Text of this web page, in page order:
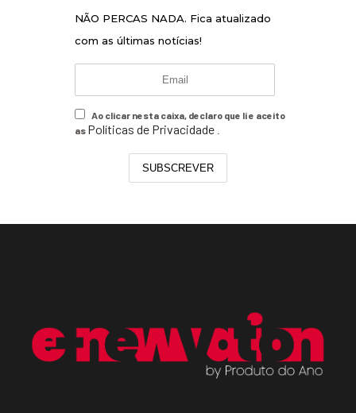
NÃO PERCAS NADA. Fica atualizado
com as últimas notícias!
Ao clicar nesta caixa, declaro que li e aceito
as Políticas de Privacidade
SUBSCREVER